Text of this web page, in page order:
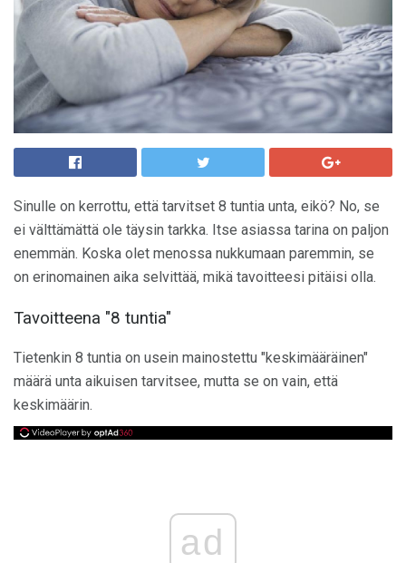
Sinulle on kerrottu, että tarvitset 8 tuntia unta, eikö? No, se
ei välttämättä ole täysin tarkka. Itse asiassa tarina on paljon
enemmän. Koska olet menossa nukkumaan paremmin, se
on erinomainen aika selvittää, mikä tavoitteesi pitäisi olla.
Tavoitteena "8 tuntia"
Tietenkin 8 tuntia on usein mainostettu "keskimääräinen"
määrä unta aikuisen tarvitsee, mutta se on vain, että
keskimäärin.
ad